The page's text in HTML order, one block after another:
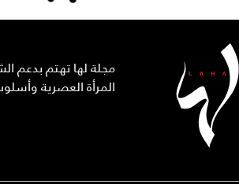
مجلة لها تهتم بدعم
المرأة العصرية